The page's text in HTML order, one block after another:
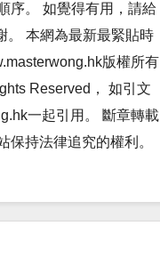
序。 如覺得有用，請給
。 本網為最新最緊貼時
版權所有
Reserved， 如引文
一起引用。 斷章轉載
保持法律追究的權利。